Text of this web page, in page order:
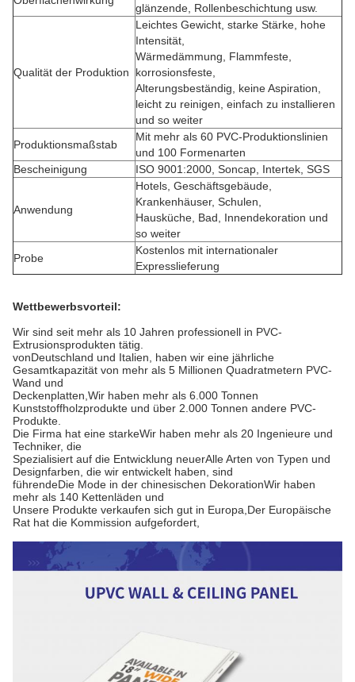
glänzende, Rollenbeschichtung usw.
Qualität der Produktion
Leichtes Gewicht, starke Stärke, hohe
Intensität,
Wärmedämmung, Flammfeste,
korrosionsfeste,
Alterungsbeständig, keine Aspiration,
leicht zu reinigen, einfach zu installieren
und so weiter
Produktionsmaßstab
Mit mehr als 60 PVC-Produktionslinien
und 100 Formenarten
Bescheinigung
ISO 9001:2000, Soncap, Intertek, SGS
Anwendung
Hotels, Geschäftsgebäude,
Krankenhäuser, Schulen,
Hausküche, Bad, Innendekoration und
so weiter
Probe
Kostenlos mit internationaler
Expresslieferung
Wettbewerbsvorteil:
Wir sind seit mehr als 10 Jahren professionell in PVC-
Extrusionsprodukten tätig.
vonDeutschland und Italien, haben wir eine jährliche
Gesamtkapazität von mehr als 5 Millionen Quadratmetern PVC-
Wand und
Deckenplatten, Wir haben mehr als 6.000 Tonnen
Kunststoffholzprodukte und über 2.000 Tonnen andere PVC-
Produkte.
Die Firma hat eine starkeWir haben mehr als 20 Ingenieure und
Techniker, die
Spezialisiert auf die Entwicklung neuerAlle Arten von Typen und
Designfarben, die wir entwickelt haben, sind
führendeDie Mode in der chinesischen DekorationWir haben
mehr als 140 Kettenläden und
Unsere Produkte verkaufen sich gut in Europa, Der Europäische
Rat hat die Kommission aufgefordert,